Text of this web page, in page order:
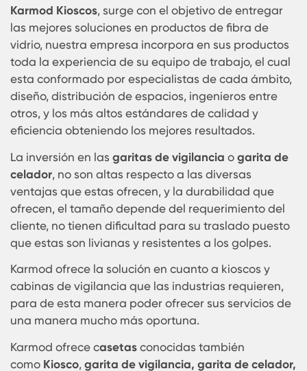
Las cabinas de vigilancia realizadas por Karmod,
poseen laminado de alta resistencia, tienen
incorporado sistema eléctrico, tienen pintura
plástica incorporada, poseen ventilación,
adosados con guanteras, repisas perimetrales,
puerta con llave, piso PRFV – anticorrosivos,
corredera de aluminios, ventanas fijas con sello
goma, tiene opción de aislación térmica, Opción
antinflamatoria, así que también todos nuestros
módulos poseen Folleto.
Karmod Kioscos, surge con el objetivo de
las mejores soluciones en productos de fibra de
vidrio, nuestra empresa incorpora en sus
toda la experiencia de su equipo de trabajo, el
esta conformado por especialistas de cada
diseño, distribución de espacios, ingenieros
otros, y los más altos estándares de calidad y
eficiencia obteniendo los mejores resultados.